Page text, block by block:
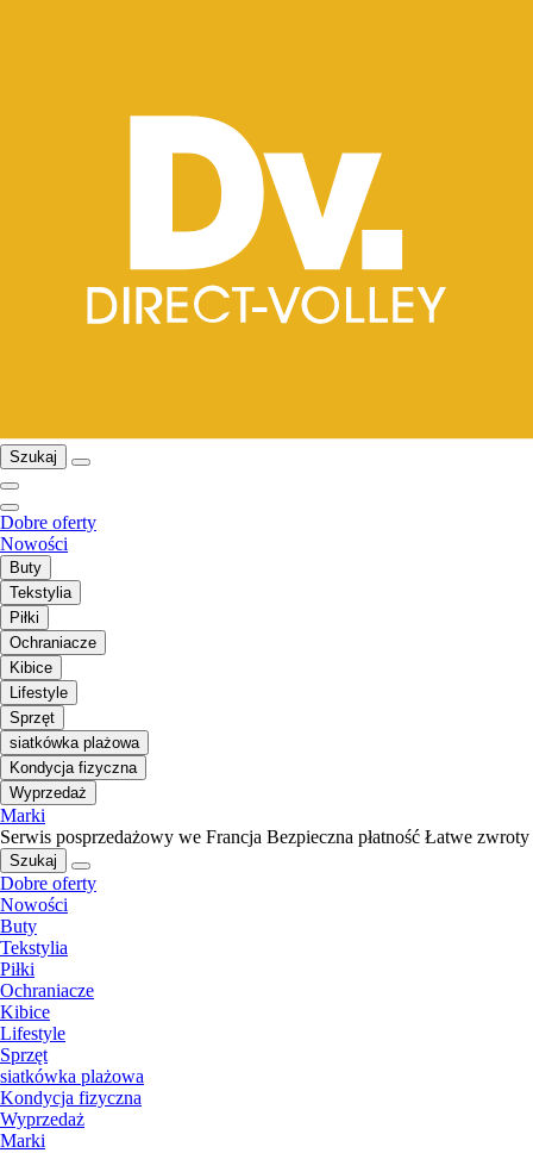
Szukaj
Dobre oferty
Nowości
Buty
Tekstylia
Piłki
Ochraniacze
Kibice
Lifestyle
Sprzęt
siatkówka plażowa
Kondycja fizyczna
Wyprzedaż
Marki
Serwis posprzedażowy we Francja Bezpieczna płatność Łatwe zwroty
Szukaj
Dobre oferty
Nowości
Buty
Tekstylia
Piłki
Ochraniacze
Kibice
Lifestyle
Sprzęt
siatkówka plażowa
Kondycja fizyczna
Wyprzedaż
Marki